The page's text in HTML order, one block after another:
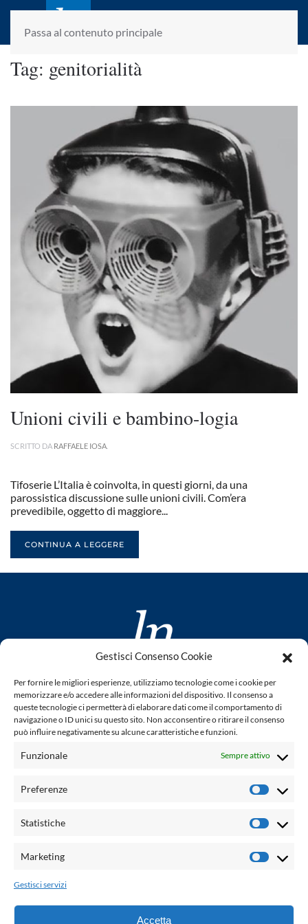
Gestisci Consenso Cookie
Per fornire le migliori esperienze, utilizziamo tecnologie come i cookie per
memorizzare e/o accedere alle informazioni del dispositivo. Il consenso a
queste tecnologie ci permetterà di elaborare dati come il comportamento di
navigazione o ID unici su questo sito. Non acconsentire o ritirare il consenso
può influire negativamente su alcune caratteristiche e funzioni.
Funzionale Sempre attivo
Preferenze
Statistiche
Marketing
Gestisci servizi
Accetta
Passa al contenuto principale
laletteraturaenoi.it
fondato da Romano Luperini
Tag: genitorialità
Unioni civili e bambino-logia
SCRITTO DA RAFFAELE IOSA
Tifoserie L’Italia è coinvolta, in questi giorni, da una
parossistica discussione sulle unioni civili. Com’era
prevedibile, oggetto di maggiore...
CONTINUA A LEGGERE
www.laletteraturaenoi.it
fondato da Romano Luperini
Questo blog non rappresenta una testata giornalistica in
quanto viene aggiornato senza alcuna periodicità. Non può
legge n° 62 del 7.03.2001. L'autore non è responsabile per
email:
Grafica e web:Salvatore Leto